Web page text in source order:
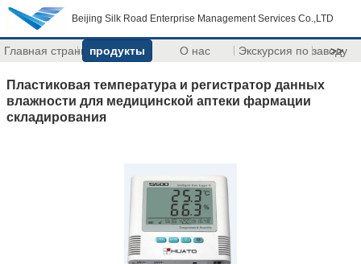
Beijing Silk Road Enterprise Management Services Co.,LTD
Главная страницапродукты О нас Экскурсия по заводу
>>
Пластиковая температура и регистратор данных
влажности для медицинской аптеки фармации
складирования